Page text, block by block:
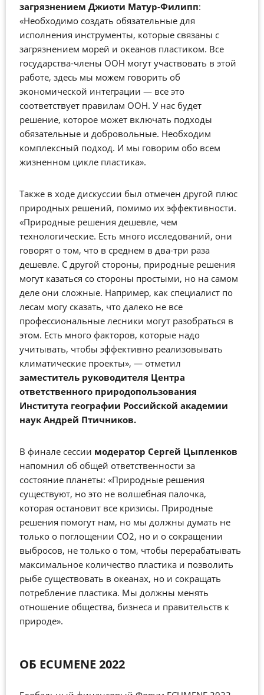
загрязнением Джиоти Матур-Филипп:
«Необходимо создать обязательные для
исполнения инструменты, которые связаны с
загрязнением морей и океанов пластиком. Все
государства-члены ООН могут участвовать в этой
работе, здесь мы можем говорить об
экономической интеграции — все это
соответствует правилам ООН. У нас будет
решение, которое может включать подходы
обязательные и добровольные. Необходим
комплексный подход. И мы говорим обо всем
жизненном цикле пластика».
Также в ходе дискуссии был отмечен другой плюс
природных решений, помимо их эффективности.
«Природные решения дешевле, чем
технологические. Есть много исследований, они
говорят о том, что в среднем в два-три раза
дешевле. С другой стороны, природные решения
могут казаться со стороны простыми, но на самом
деле они сложные. Например, как специалист по
лесам могу сказать, что далеко не все
профессиональные лесники могут разобраться в
этом. Есть много факторов, которые надо
учитывать, чтобы эффективно реализовывать
климатические проекты», — отметил
заместитель руководителя Центра
ответственного природопользования
Института географии Российской академии
наук Андрей Птичников.
В финале сессии модератор Сергей Цыпленков
напомнил об общей ответственности за
состояние планеты: «Природные решения
существуют, но это не волшебная палочка,
которая остановит все кризисы. Природные
решения помогут нам, но мы должны думать не
только о поглощении СО2, но и о сокращении
выбросов, не только о том, чтобы перерабатывать
максимальное количество пластика и позволить
рыбе существовать в океанах, но и сокращать
потребление пластика. Мы должны менять
отношение общества, бизнеса и правительств к
природе».
ОБ ECUMENE 2022